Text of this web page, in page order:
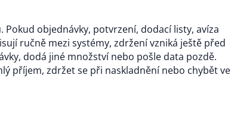
Pokud objednávky, potvrzení, dodací listy, avíza
ručně mezi systémy, zdržení vzniká ještě před
dodá jiné množství nebo pošle data pozdě.
příjem, zdržet se při naskladnění nebo chybět ve